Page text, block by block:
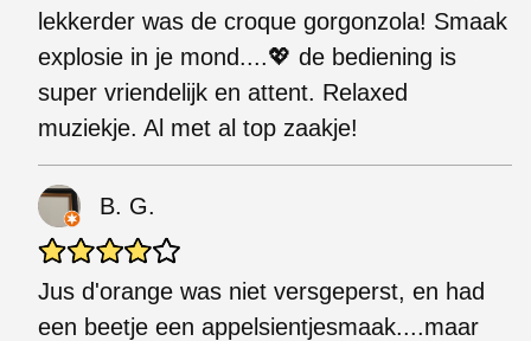
lekkerder was de croque gorgonzola! Smaak
explosie in je mond....💖 de bediening is
super vriendelijk en attent. Relaxed
muziekje. Al met al top zaakje!
B. G.
Jus d'orange was niet versgeperst, en had
een beetje een appelsientjesmaak....maar